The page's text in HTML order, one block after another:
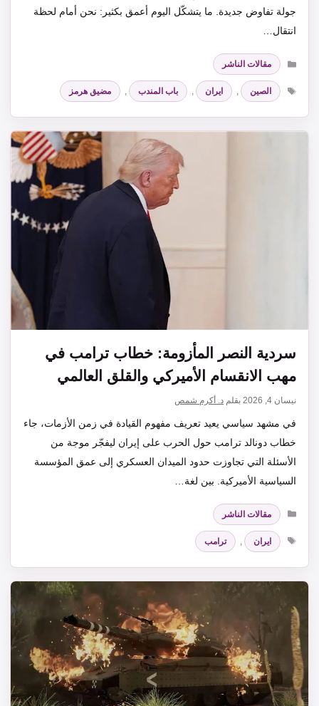
جولة تفاوض جديدة. ما يتشكّل اليوم أعمق بكثير: نحن أمام لحظة
انتقال…
التصنيفات
مقالات الناشر
الوسوم
الصين , ايران , باب المندب , مضيق هرمز
سردية النصر المأزومة: خطاب ترامب في
مهب الانقسام الأميركي والقلق العالمي
نيسان 4, 2026 بقلم د. أكرم شمص
في مشهد سياسي يعيد تعريف مفهوم القيادة في زمن الأزمات، جاء
خطاب دونالد ترامب حول الحرب على إيران ليفجّر موجة من
الأسئلة التي تجاوزت حدود الميدان العسكري إلى عمق المؤسسة
السياسية الأميركية. بين لغة…
التصنيفات
مقالات الناشر
الوسوم
ايران ترامب